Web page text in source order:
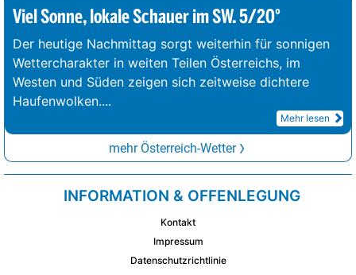
Viel Sonne, lokale Schauer im SW. 5/20°
Der heutige Nachmittag sorgt weiterhin für sonnigen
Wettercharakter in weiten Teilen Österreichs, im
Westen und Süden zeigen sich zeitweise dichtere
Haufenwolken....
Mehr lesen
mehr Österreich-Wetter
INFORMATION & OFFENLEGUNG
Kontakt
Impressum
Datenschutzrichtlinie